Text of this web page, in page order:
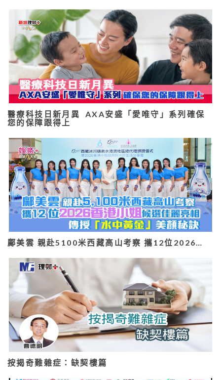
醫療科技日新月異 AXA安盛「愛唯守」系列確保
您的保障跟得上
鄺美雲 親赴5100米西藏高山考察 攜12位2026…
按揭奇難雜症：缺契樓篇